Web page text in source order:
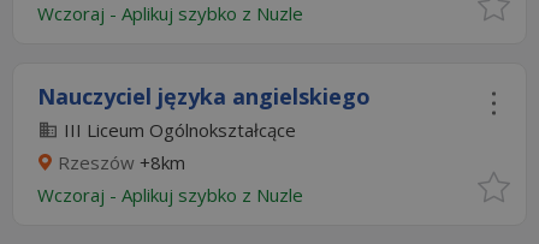
Wczoraj - Aplikuj szybko z Nuzle
Nauczyciel języka angielskiego
III Liceum Ogólnokształcące
Rzeszów +8km
Wczoraj - Aplikuj szybko z Nuzle